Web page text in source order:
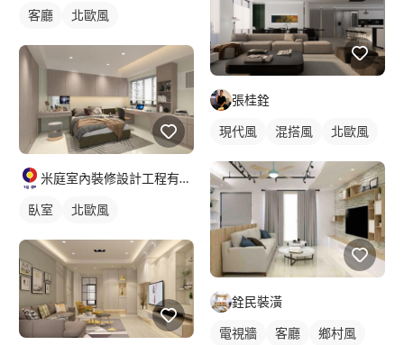
客廳 北歐風
米庭室內裝修設計工程有限公司
臥室 北歐風
張桂銓
現代風 混搭風 北歐風
銓民裝潢
電視牆 客廳
鄉村風